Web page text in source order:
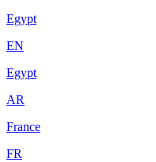
Egypt
EN
Egypt
AR
France
FR